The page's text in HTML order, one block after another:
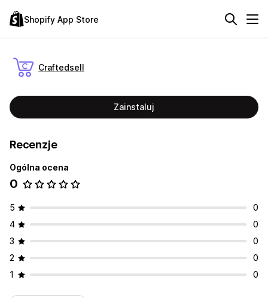
Shopify App Store
Craftedsell
Zainstaluj
Recenzje
Ogólna ocena
0
5
0
4
0
3
0
2
0
1
0